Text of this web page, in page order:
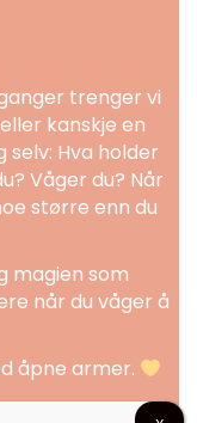
trenger vi
kanskje en
selv: Hva holder
Våger du? Når
større enn du
magien som
når du våger å
åpne armer.